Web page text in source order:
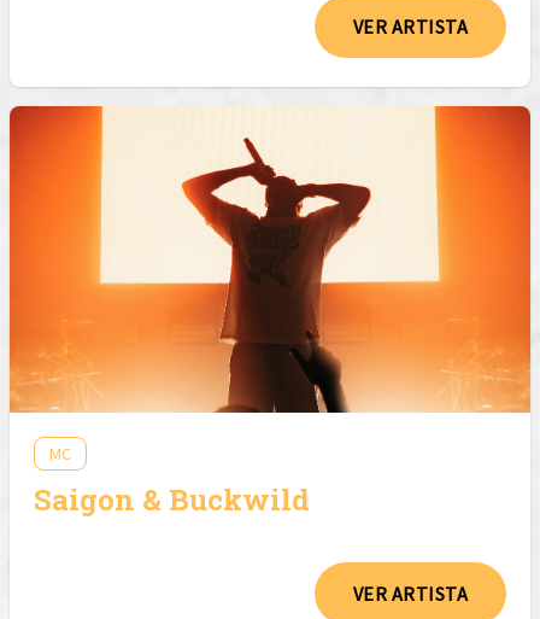
VER ARTISTA
MC
Saigon & Buckwild
VER ARTISTA